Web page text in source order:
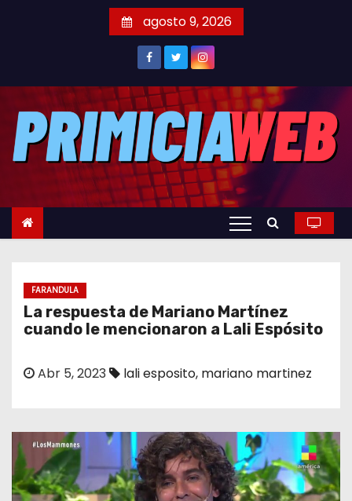
o
agosto 9, 2026
FARANDULA
La respuesta de Mariano Martínez
cuando le mencionaron a Lali Espósito
Abr 5, 2023 lali esposito, mariano martinez